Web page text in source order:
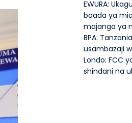
EWURA:
baada ya
majanga ya
BPA:
usambazaji
Londo: FCC
shindani na